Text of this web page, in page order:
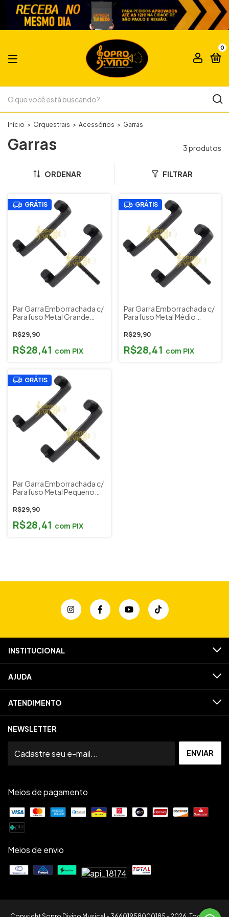
0
Início > Orquestrais > Acessórios > Garras
Garras 3 produtos
ORDENAR FILTRAR
GRÁTIS
Par Garra Emborrachada c/
Parafuso Metal Grande
Modelo Premium
R$29,90
R$28,41 com PIX
GRÁTIS
Par Garra Emborrachada c/
Parafuso Metal Médio
Modelo New
R$29,90
R$28,41 com PIX
GRÁTIS
Par Garra Emborrachada c/
Parafuso Metal Pequeno
Modelo Gold ou Master
R$29,90
R$28,41 com PIX
INSTITUCIONAL
AJUDA
ATENDIMENTO
NEWSLETTER
Meios de pagamento
Meios de envio